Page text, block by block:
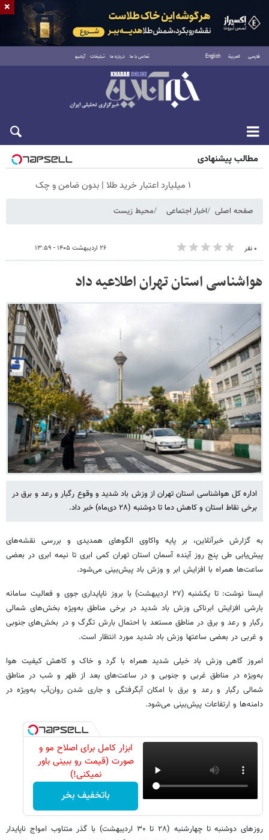
فارسی العربية English تماس با ما درباره ما تبلیغات آرشیو
جمعه ۱۶ مرداد ۱۴۰۵
مطالب پیشنهادی
۱ میلیارد اعتبار خرید طلا | بدون ضامن و چک
صفحه اصلی اخبار اجتماعی محیط زیست
۰ نفر ۲۶ اردیبهشت ۱۴۰۵ - ۱۳:۵۹
هواشناسی استان تهران اطلاعیه داد
اداره کل هواشناسی استان تهران از وزش باد شدید و وقوع رگبار و رعد و برق در
برخی نقاط استان و کاهش دما تا دوشنبه (۲۸ دی‌ماه) خبر داد.
به گزارش خبرآنلاین، بر پایه واکاوی الگوهای همدیدی و بررسی نقشه‌های
پیش‌یابی طی پنج روز آینده آسمان استان تهران کمی ابری تا نیمه ابری در بعضی
ساعت‌ها همراه با افزایش ابر و وزش باد پیش‌بینی می‌شود.
ایسنا نوشت: تا یکشنبه (۲۷ اردیبهشت) با بروز ناپایداری جوی و فعالیت سامانه
بارشی افزایش ابرناکی وزش باد شدید در برخی مناطق به‌ویژه بخش‌های شمالی
رگبار و رعد و برق در مناطق مستعد با احتمال بارش تگرگ و در بخش‌های جنوبی
و غربی در بعضی ساعتها وزش باد شدید مورد انتظار است.
امروز گاهی وزش باد خیلی شدید همراه با گرد و خاک و کاهش کیفیت هوا
به‌ویژه در مناطق غربی و جنوبی و در ساعت‌های بعد از ظهر و شب در مناطق
شمالی رگبار و رعد و برق با امکان آبگرفتگی و جاری شدن روان‌آب به‌ویژه در
دامنه‌ها و ارتفاعات پیش‌بینی می‌شود.
ابزار کامل برای اصلاح مو و
صورت (قیمت رو ببینی باور
نمیکنی!)
باتخفیف بخر
روزهای دوشنبه تا چهارشنبه (۲۸ تا ۳۰ اردیبهشت) با گذر متناوب امواج ناپایدار
×